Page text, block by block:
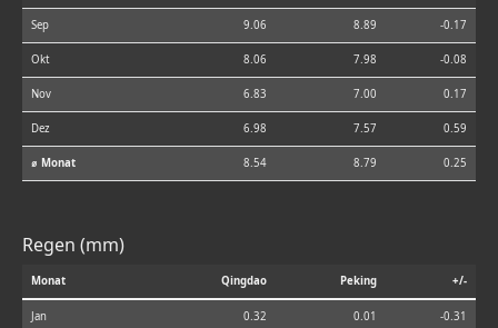
Sep 9.06 8.89 -0.17
Okt 8.06 7.98 -0.08
Nov 6.83 7.00 0.17
Dez 6.98 7.57 0.59
⌀ Monat 8.54 8.79 0.25
Regen (mm)
Monat Qingdao Peking +/-
Jan 0.32 0.01 -0.31